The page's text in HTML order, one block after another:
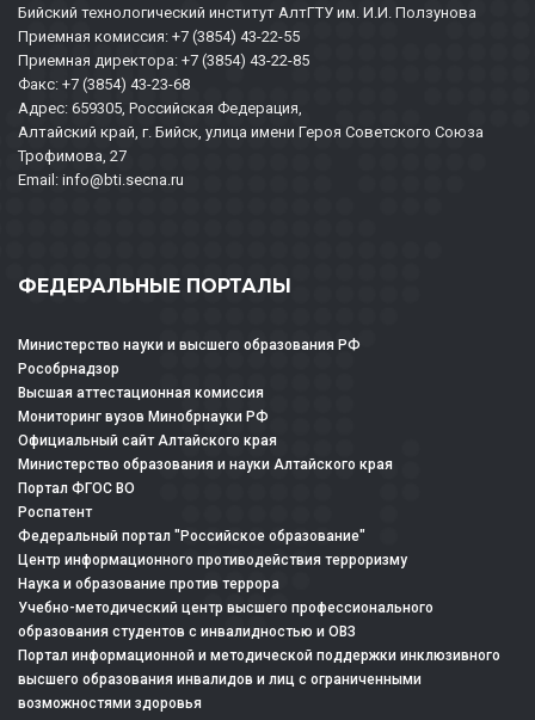
Бийский технологический институт АлтГТУ им. И.И. Ползунова
Приемная комиссия: +7 (3854) 43-22-55
Приемная директора: +7 (3854) 43-22-85
Факс: +7 (3854) 43-23-68
Адрес: 659305, Российская Федерация,
Алтайский край, г. Бийск, улица имени Героя Советского Союза
Трофимова, 27
Email: info@bti.secna.ru
ФЕДЕРАЛЬНЫЕ ПОРТАЛЫ
Министерство науки и высшего образования РФ
Рособрнадзор
Высшая аттестационная комиссия
Мониторинг вузов Минобрнауки РФ
Официальный сайт Алтайского края
Министерство образования и науки Алтайского края
Портал ФГОС ВО
Роспатент
Федеральный портал "Российское образование"
Центр информационного противодействия терроризму
Наука и образование против террора
Учебно-методический центр высшего профессионального
образования студентов с инвалидностью и ОВЗ
Портал информационной и методической поддержки инклюзивного
высшего образования инвалидов и лиц с ограниченными
возможностями здоровья